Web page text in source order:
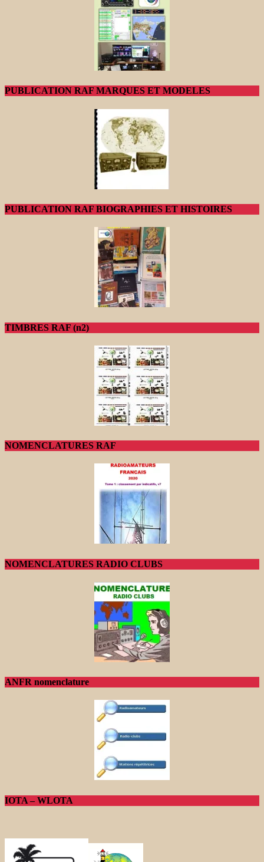
PUBLICATION RAF MARQUES ET MODELES
PUBLICATION RAF BIOGRAPHIES ET HISTOIRES
TIMBRES RAF (n2)
NOMENCLATURES RAF
NOMENCLATURES RADIO CLUBS
ANFR nomenclature
IOTA – WLOTA